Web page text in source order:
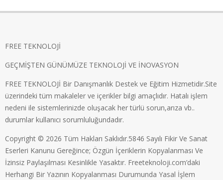
FREE TEKNOLOJİ
GEÇMİŞTEN GÜNÜMÜZE TEKNOLOJİ VE İNOVASYON
FREE TEKNOLOJİ Bir Danışmanlık Destek ve Eğitim Hizmetidir.Site
üzerindeki tüm makaleler ve içerikler bilgi amaçlıdır. Hatalı işlem
nedeni ile sistemlerinizde oluşacak her türlü sorun,arıza vb..
durumlar kullanıcı sorumluluğundadır.
Copyright © 2026 Tüm Hakları Saklıdır.5846 Sayılı Fikir Ve Sanat
Eserleri Kanunu Gereğince; Özgün İçeriklerin Kopyalanması Ve
İzinsiz Paylaşılması Kesinlikle Yasaktır. Freeteknoloji.com’daki
Herhangi Bir Yazının Kopyalanması Durumunda Yasal İşlem